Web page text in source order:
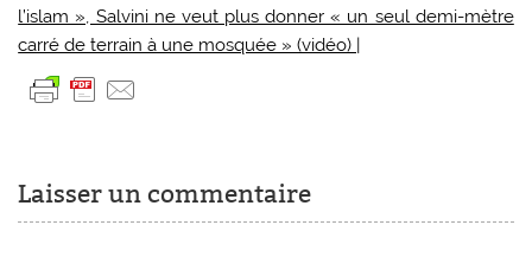
l’islam », Salvini ne veut plus donner « un seul demi-mètre
carré de terrain à une mosquée » (vidéo) |
Laisser un commentaire